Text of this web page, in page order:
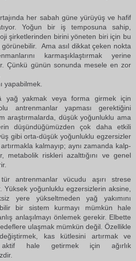
her sabah güne yürüyüş ve hafif
Yoğun bir iş temposuna sahip,
şirketlerinden birini yöneten biri için bu
Ama asıl dikkat çeken nokta
karmaşıklaştırmak yerine
Çünkü günün sonunda mesele en zor
yapabilmek.
yağ yakmak veya forma girmek için
antrenmanlar yapması gerektiğini
araştırmalarda, düşük yoğunluklu ama
düşündüğümüzden çok daha etkili
gibi orta-düşük yoğunluklu egzersizler
kalmayıp; aynı zamanda kalp-
metabolik riskleri azalttığını ve genel
antrenmanlar vücudu aşırı strese
Yüksek yoğunluklu egzersizlerin aksine,
yere yükseltmeden yağ yakımını
bir sistem kurmayı mümkün hale
anlaşılmayı önlemek gerekir. Elbette
ulaşmak mümkün değil. Özellikle
kas kütlesini artırmak ve
aktif hale getirmek için ağırlık